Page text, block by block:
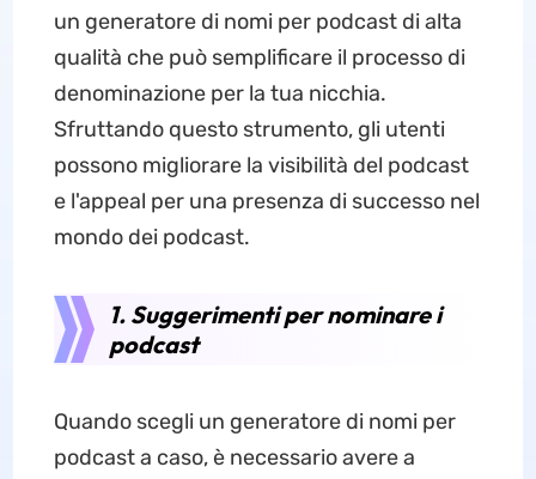
un generatore di nomi per podcast di alta
qualità che può semplificare il processo di
denominazione per la tua nicchia.
Sfruttando questo strumento, gli utenti
possono migliorare la visibilità del podcast
e l'appeal per una presenza di successo nel
mondo dei podcast.
1. Suggerimenti per nominare i
podcast
Quando scegli un generatore di nomi per
podcast a caso, è necessario avere a